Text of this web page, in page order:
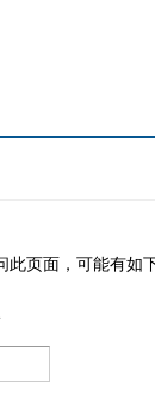
此页面，可能有如